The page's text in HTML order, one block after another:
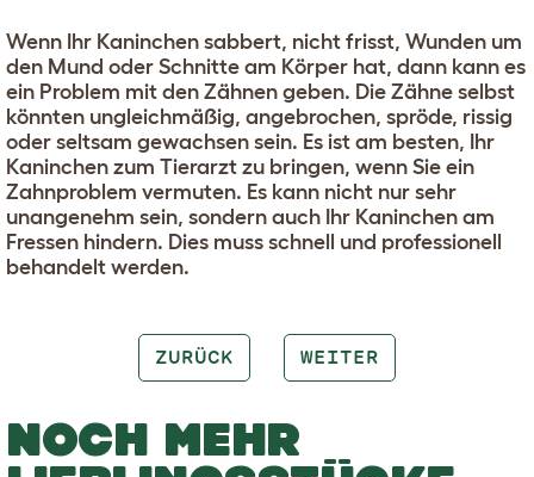
Wenn Ihr Kaninchen sabbert, nicht frisst, Wunden um
den Mund oder Schnitte am Körper hat, dann kann es
ein Problem mit den Zähnen geben. Die Zähne selbst
könnten ungleichmäßig, angebrochen, spröde, rissig
oder seltsam gewachsen sein. Es ist am besten, Ihr
Kaninchen zum Tierarzt zu bringen, wenn Sie ein
Zahnproblem vermuten. Es kann nicht nur sehr
unangenehm sein, sondern auch Ihr Kaninchen am
Fressen hindern. Dies muss schnell und professionell
behandelt werden.
ZURÜCK WEITER
NOCH MEHR